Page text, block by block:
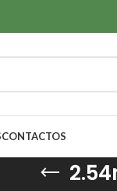
CONTACTOS